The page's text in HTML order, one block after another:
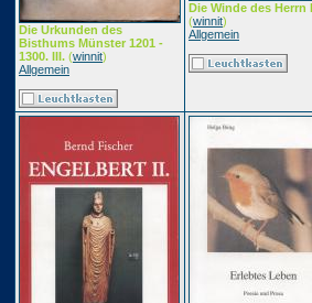
Die Urkunden des
Bisthums Münster 1201 -
1300. III. (winnit)
Allgemein
Die Winde des
(winnit)
Allgemein